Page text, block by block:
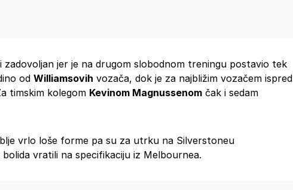
jer je na drugom slobodnom treningu postavio tek
od Williamsovih vozača, dok je za najbližim vozačem ispred
timskim kolegom Kevinom Magnussenom čak i sedam
vrlo loše forme pa su za utrku na Silverstoneu
vratili na specifikaciju iz Melbournea.